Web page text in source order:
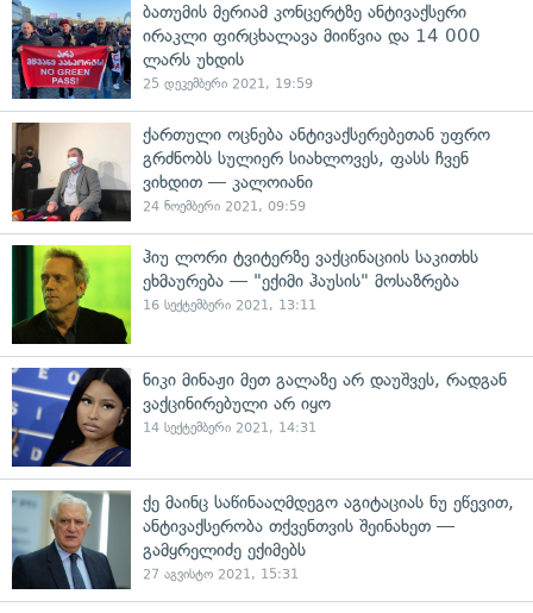
ბათუმის მერიამ კონცერტზე ანტივაქსერი
ირაკლი ფირცხალავა მიიწვია და 14 000
ლარს უხდის
25 დეკემბერი 2021, 19:59
ქართული ოცნება ანტივაქსერებეთან უფრო
გრძნობს სულიერ სიახლოვეს, ფასს ჩვენ
ვიხდით — კალოიანი
24 ნოემბერი 2021, 09:59
ჰიუ ლორი ტვიტერზე ვაქცინაციის საკითხს
ეხმაურება — "ექიმი ჰაუსის" მოსაზრება
16 სექტემბერი 2021, 13:11
ნიკი მინაჟი მეთ გალაზე არ დაუშვეს, რადგან
ვაქცინირებული არ იყო
14 სექტემბერი 2021, 14:31
ქე მაინც საწინააღმდეგო აგიტაციას ნუ ეწევით,
ანტივაქსერობა თქვენთვის შეინახეთ —
გამყრელიძე ექიმებს
27 აგვისტო 2021, 15:31